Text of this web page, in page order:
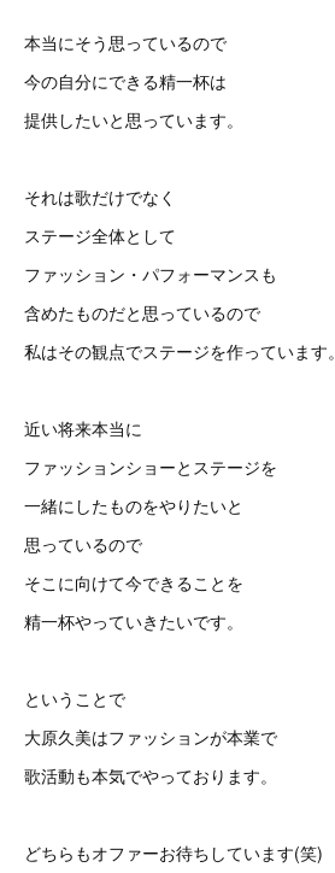
本当にそう思っているので
今の自分にできる精一杯は
提供したいと思っています。
それは歌だけでなく
ステージ全体として
ファッション・パフォーマンスも
含めたものだと思っているので
私はその観点でステージを作っています。
近い将来本当に
ファッションショーとステージを
一緒にしたものをやりたいと
思っているので
そこに向けて今できることを
精一杯やっていきたいです。
ということで
大原久美はファッションが本業で
歌活動も本気でやっております。
どちらもオファーお待ちしています(笑)